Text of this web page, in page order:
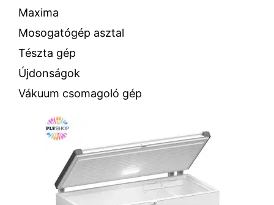
Maxima
Mosogatógép asztal
Tészta gép
Újdonságok
Vákuum csomagoló gép